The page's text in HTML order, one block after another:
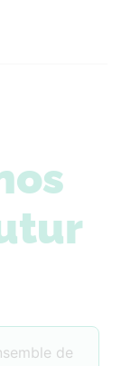
de